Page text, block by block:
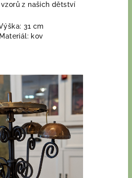
z našich dětství
31 cm
Materiál: kov